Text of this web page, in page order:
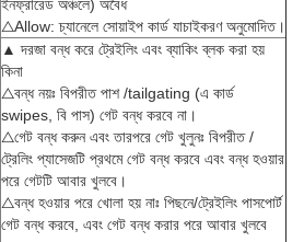
ইনফ্রারেড অঞ্চলে) অবৈধ
△Allow: চ্যানেলে সোয়াইপ কার্ড যাচাইকরণ অনুমোদিত।
▲ দরজা বন্ধ করে ট্রেইলিং এবং ব্যাকিং ব্লক করা হয়
কিনা
△বন্ধ নয়ঃ বিপরীত পাশ /tailgating (এ কার্ড
swipes, বি পাস) গেট বন্ধ করবে না।
△গেট বন্ধ করুন এবং তারপরে গেট খুলুনঃ বিপরীত /
ট্রেলিং প্যাসেজটি প্রথমে গেট বন্ধ করবে এবং বন্ধ হওয়ার
পরে গেটটি আবার খুলবে।
△বন্ধ হওয়ার পরে খোলা হয় নাঃ পিছনে/ট্রেইলিং পাসপোর্ট
গেট বন্ধ করবে, এবং গেট বন্ধ করার পরে আবার খুলবে